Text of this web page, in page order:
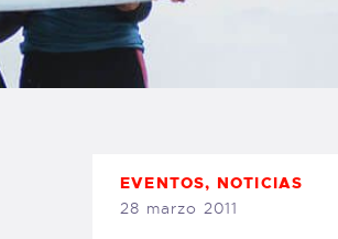
TIENDA FAMILY SURFERS
WEBCAM SALINAS
PEDIDOS
EVENTOS, NOTICIAS
28 marzo 2011